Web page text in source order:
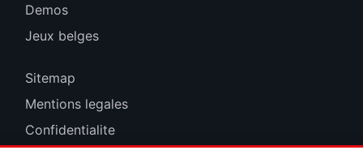
Demos
Jeux belges
Sitemap
Mentions legales
Confidentialite